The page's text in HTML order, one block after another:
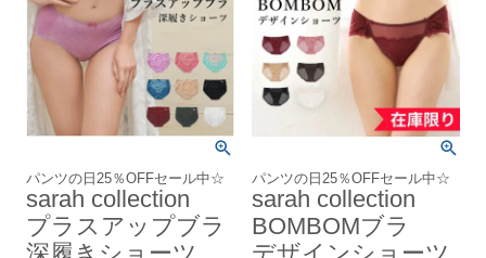
パンツの日25％OFFセール中☆
sarah collection
プラスアップブラ
パンツの日25％OFFセール中☆
sarah collection
BOMBOMブラ